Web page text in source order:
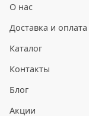
О нас
Доставка и оплата
Каталог
Контакты
Блог
Акции